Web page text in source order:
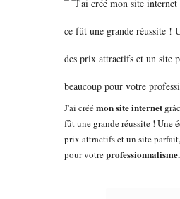
J'ai créémon site internet
fût une grande réussite ! Une
prix attractifs et un site
pour votreprofessionnalisme.